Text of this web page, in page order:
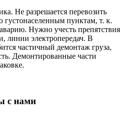
Не разрешается перевозить
густонаселенным пунктам, т. к.
Нужно учесть препятствия
линии электропередач. В
частичный демонтаж груза,
Демонтированные части
с нами